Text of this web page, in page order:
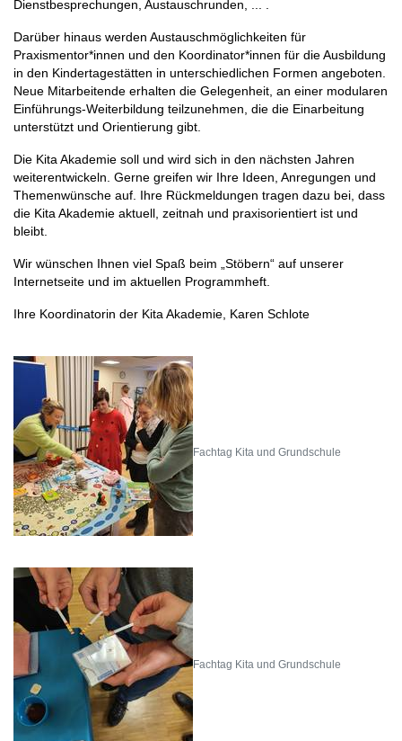
Dienstbesprechungen, Austauschrunden, ... .
Darüber hinaus werden Austauschmöglichkeiten für
Praxismentor*innen und den Koordinator*innen für die Ausbildung
in den Kindertagestätten in unterschiedlichen Formen angeboten.
Neue Mitarbeitende erhalten die Gelegenheit, an einer modularen
Einführungs-Weiterbildung teilzunehmen, die die Einarbeitung
unterstützt und Orientierung gibt.
Die Kita Akademie soll und wird sich in den nächsten Jahren
weiterentwickeln. Gerne greifen wir Ihre Ideen, Anregungen und
Themenwünsche auf. Ihre Rückmeldungen tragen dazu bei, dass
die Kita Akademie aktuell, zeitnah und praxisorientiert ist und
bleibt.
Wir wünschen Ihnen viel Spaß beim „Stöbern“ auf unserer
Internetseite und im aktuellen Programmheft.
Ihre Koordinatorin der Kita Akademie, Karen Schlote
Fachtag Kita und Grundschule
Fachtag Kita und Grundschule